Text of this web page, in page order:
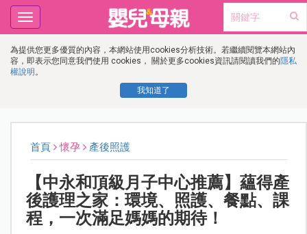
為提供您更多優質的內容，本網站使用cookies分析技術。若繼續閱覽本網站內
容，即表示您同意我們使用 cookies， 關於更多cookies資訊請閱讀我們的隱私
權說明 。
我知道了
Toggle
navigation
首頁 懷孕 產後照護
【中永和頂級月子中心推薦】蘊得產
後護理之家：環境、照護、餐點、課
程，一次滿足媽媽的期待！